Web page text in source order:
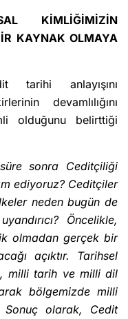
KİMLİĞİMİZİN
KAYNAK OLMAYA
tarihi anlayışını
devamlılığını
olduğunu belirttiği
sonra Ceditçiliği
ediyoruz? Ceditçiler
neden bugün de
Öncelikle,
olmadan gerçek bir
açıktır. Tarihsel
milli tarih ve milli dil
bölgemizde milli
Sonuç olarak, Cedit